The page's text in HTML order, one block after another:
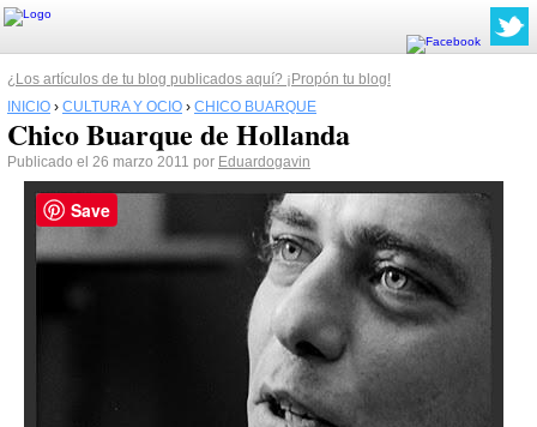
¿Los artículos de tu blog publicados aquí? ¡Propón tu blog!
INICIO › CULTURA Y OCIO › CHICO BUARQUE
Chico Buarque de Hollanda
Publicado el 26 marzo 2011 por Eduardogavin
Save